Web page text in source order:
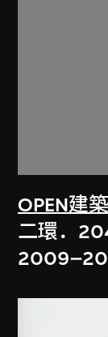
OPEN建
二環．